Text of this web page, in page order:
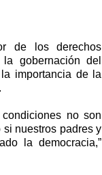
de los derechos
gobernación del
importancia de la
no son
si nuestros padres y
la democracia,”